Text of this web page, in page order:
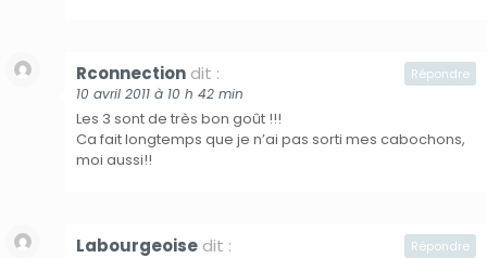
Rconnection dit :
10 avril 2011 à 10 h 42 min
Les 3 sont de très bon goût !!!
Ca fait longtemps que je n’ai pas sorti mes cabochons,
moi aussi!!
Répondre
Labourgeoise dit : Répondre